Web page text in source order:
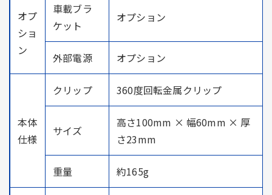
オプ
ショ
ン
車載ブラ
ケット
オプション
外部電源 オプション
本体
仕様
クリップ 360度回転金属クリップ
サイズ
高さ100mm × 幅60mm × 厚
さ23mm
重量 約165g